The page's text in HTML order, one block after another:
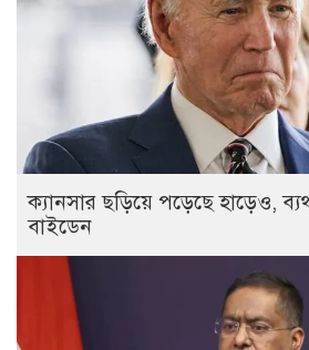
ক্যানসার ছড়িয়ে পড়েছে হাড়েও,
বাইডেন